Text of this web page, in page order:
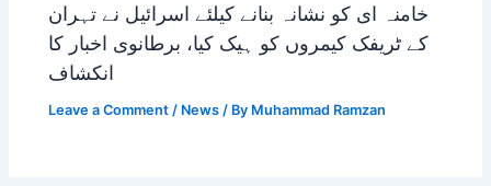
خامنہ ای کو نشانہ بنانے کیلئے اسرائیل نے تہران
کے ٹریفک کیمروں کو ہیک کیا، برطانوی اخبار کا
انکشاف
Leave a Comment / News / By Muhammad Ramzan